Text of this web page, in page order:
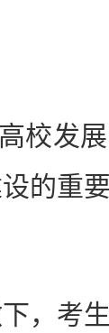
发展
的重
考生